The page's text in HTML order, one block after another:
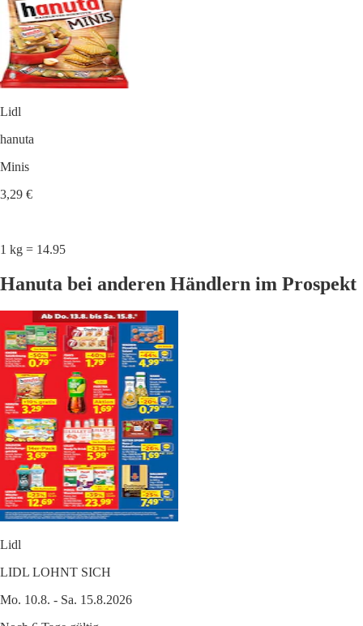
Lidl
hanuta
Minis
3,29 €
1 kg = 14.95
Hanuta bei anderen Händlern im Prospekt
Lidl
LIDL LOHNT SICH
Mo. 10.8. - Sa. 15.8.2026